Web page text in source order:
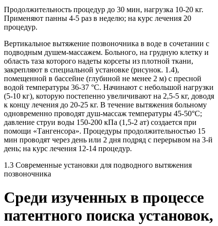
Продолжительность процедур до 30 мин, нагрузка 10-20 кг.
Применяют панны 4-5 раз в неделю; на курс лечения 20
процедур.
Вертикальное вытяжение позвоночника в воде в сочетании с
подводным душем-массажем. Больного, на грудную клетку и
область таза которого надеты корсеты из плотной ткани,
закрепляют в специальной установке (рисунок. 1.4),
помещенной в бассейне (глубиной не менее 2 м) с пресной
водой температуры 36-37 °С. Начинают с небольшой нагрузки
(5-10 кг), которую постепенно увеличивают на 2,5-5 кг, доводя
к концу лечения до 20-25 кг. В течение вытяжения больному
одновременно проводят душ-массаж температуры 45-50°С;
давление струи воды 150-200 кПа (1,5-2 ат) создается при
помощи «Тангенсора». Процедуры продолжительностью 15
мин проводят через день или 2 дня подряд с перерывом на 3-й
день; на курс лечения 12-14 процедур.
1.3 Современные установки для подводного вытяжения
позвоночника
Среди изученных в процессе
патентного поиска установок,